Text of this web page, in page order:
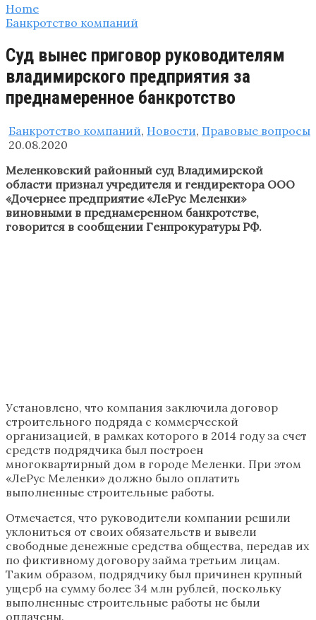
Home
Банкротство компаний
Суд вынес приговор руководителям
владимирского предприятия за
преднамеренное банкротство
Банкротство компаний, Новости, Правовые вопросы
20.08.2020
Меленковский районный суд Владимирской
области признал учредителя и гендиректора ООО
«Дочернее предприятие «ЛеРус Меленки»
виновными в преднамеренном банкротстве,
говорится в сообщении Генпрокуратуры РФ.
Установлено, что компания заключила договор
строительного подряда с коммерческой
организацией, в рамках которого в 2014 году за счет
средств подрядчика был построен
многоквартирный дом в городе Меленки. При этом
«ЛеРус Меленки» должно было оплатить
выполненные строительные работы.
Отмечается, что руководители компании решили
уклониться от своих обязательств и вывели
свободные денежные средства общества, передав их
по фиктивному договору займа третьим лицам.
Таким образом, подрядчику был причинен крупный
ущерб на сумму более 34 млн рублей, поскольку
выполненные строительные работы не были
оплачены.